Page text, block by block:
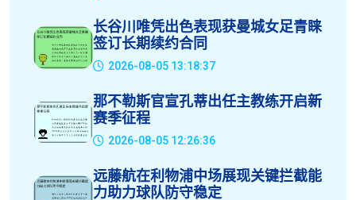
长谷川唯凭出色表现获曼城女足青睐
签订长期续约合同
2026-08-05 13:18:37
那不勒斯官宣孔蒂出任主教练开启新
赛季征程
2026-08-05 12:26:36
远藤航在利物浦中场展现关键拦截能
力助力球队防守稳定